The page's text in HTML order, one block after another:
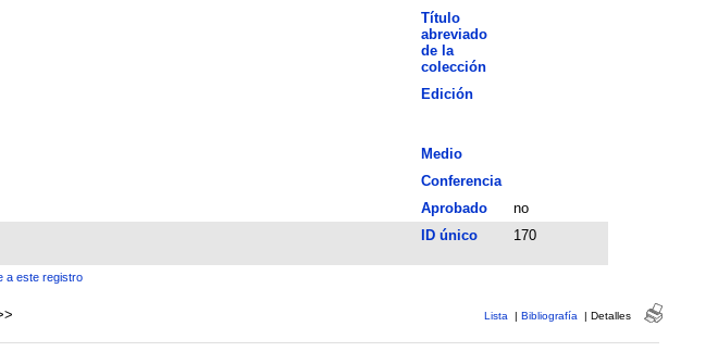
Título
abreviado
de la
colección
Edición
Medio
Conferencia
Aprobado
no
ID único 170
a este registro
Lista | Bibliografía | Detalles